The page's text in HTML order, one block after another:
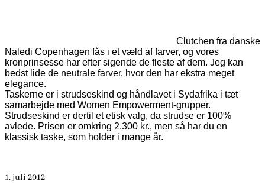
Clutchen fra danske
Naledi Copenhagen fås i et væld af farver, og vores
kronprinsesse har efter sigende de fleste af dem. Jeg kan
bedst lide de neutrale farver, hvor den har ekstra meget
elegance.
Taskerne er i strudseskind og håndlavet i Sydafrika i tæt
samarbejde med Women Empowerment-grupper.
Strudseskind er dertil et etisk valg, da strudse er 100%
avlede. Prisen er omkring 2.300 kr., men så har du en
klassisk taske, som holder i mange år.
1. juli 2012